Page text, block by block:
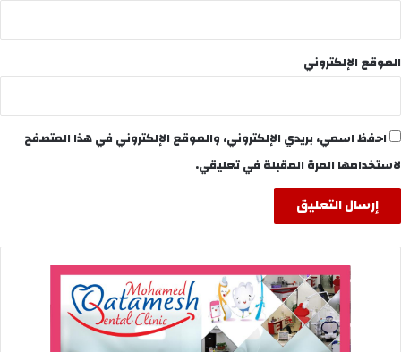
الموقع الإلكتروني
احفظ اسمي، بريدي الإلكتروني، والموقع الإلكتروني في هذا المتصفح
لاستخدامها المرة المقبلة في تعليقي.